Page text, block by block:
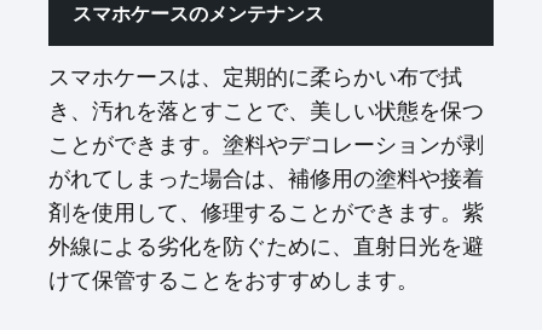
スマホケースのメンテナンス
スマホケースは、定期的に柔らかい布で拭
き、汚れを落とすことで、美しい状態を保つ
ことができます。塗料やデコレーションが剥
がれてしまった場合は、補修用の塗料や接着
剤を使用して、修理することができます。紫
外線による劣化を防ぐために、直射日光を避
けて保管することをおすすめします。